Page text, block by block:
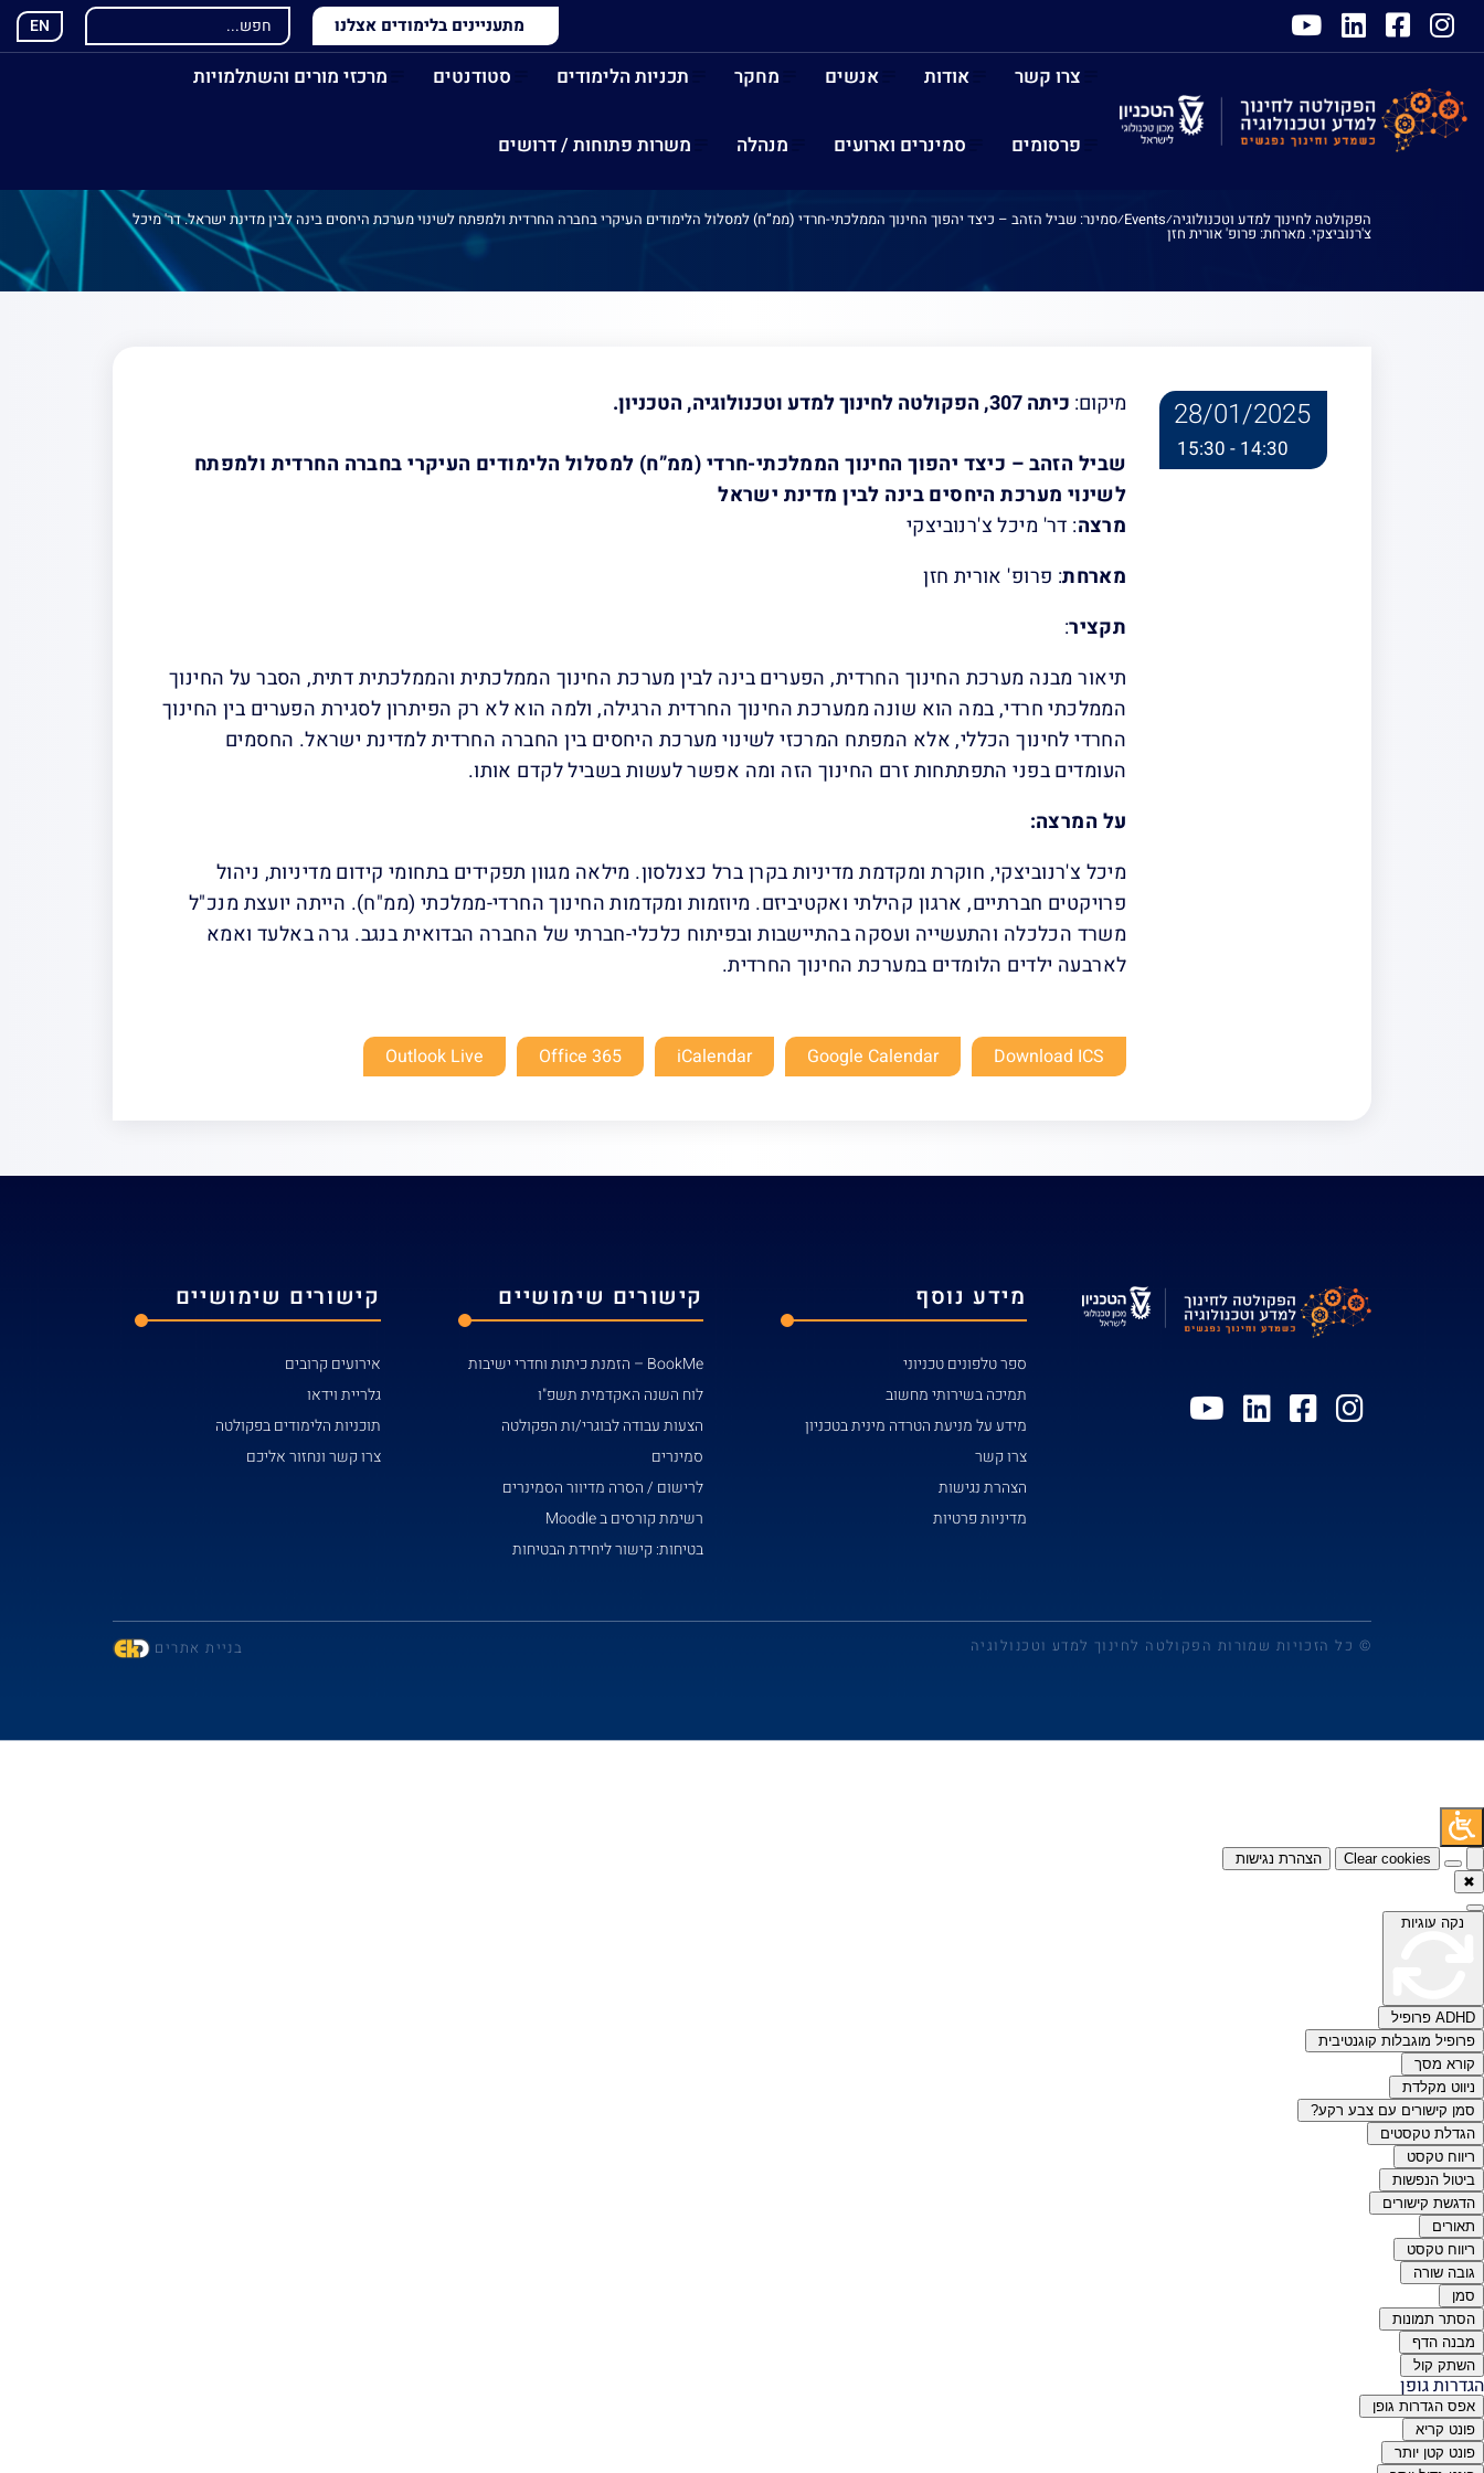
מתעניינים בלימודים אצלנו EN
צרו קשר אודות אנשים מחקר תכניות הלימודים סטודנטים מרכזי מורים והשתלמויות
פרסומים סמינרים וארועים מנהלה משרות פתוחות / דרושים
הפקולטה לחינוך למדע וטכנולוגיה⁄
Events
⁄סמינר: שביל הזהב – כיצד יהפוך החינוך הממלכתי-חרדי (ממ”ח) למסלול הלימודים העיקרי בחברה החרדית ולמפתח לשינוי מערכת היחסים בינה לבין מדינת ישראל. דר' מיכל
צ'רנוביצקי. מארחת: פרופ' אורית חזן
היחסים בינה לבין מדינת ישראל. דר' מיכל צ'רנוביצקי. מארחת: פרופ'
אורית חזן
28/01/2025
14:30 - 15:30
מיקום: כיתה 307, הפקולטה לחינוך למדע וטכנולוגיה, הטכניון.
שביל הזהב – כיצד יהפוך החינוך הממלכתי-חרדי (ממ”ח) למסלול הלימודים העיקרי בחברה החרדית ולמפתח
לשינוי מערכת היחסים בינה לבין מדינת ישראל
מרצה: דר' מיכל צ'רנוביצקי
מארחת: פרופ' אורית חזן
תקציר:
תיאור מבנה מערכת החינוך החרדית, הפערים בינה לבין מערכת החינוך הממלכתית והממלכתית דתית, הסבר על החינוך
הממלכתי חרדי, במה הוא שונה ממערכת החינוך החרדית הרגילה, ולמה הוא לא רק הפיתרון לסגירת הפערים בין החינוך
החרדי לחינוך הכללי, אלא המפתח המרכזי לשינוי מערכת היחסים בין החברה החרדית למדינת ישראל. החסמים
העומדים בפני התפתתחות זרם החינוך הזה ומה אפשר לעשות בשביל לקדם אותו.
על המרצה:
מיכל צ'רנוביצקי, חוקרת ומקדמת מדיניות בקרן ברל כצנלסון. מילאה מגוון תפקידים בתחומי קידום מדיניות, ניהול
פרויקטים חברתיים, ארגון קהילתי ואקטיביזם. מיוזמות ומקדמות החינוך החרדי-ממלכתי (ממ"ח). הייתה יועצת מנכ"ל
משרד הכלכלה והתעשייה ועסקה בהתיישבות ובפיתוח כלכלי-חברתי של החברה הבדואית בנגב. גרה באלעד ואמא
לארבעה ילדים הלומדים במערכת החינוך החרדית.
Download ICS
Google Calendar
iCalendar
Office 365
Outlook Live
מידע נוסף
ספר טלפונים טכניוני
תמיכה בשירותי מחשוב
מידע על מניעת הטרדה מינית בטכניון
צרו קשר
הצהרת נגישות
מדיניות פרטיות
קישורים שימושיים
BookMe – הזמנת כיתות וחדרי ישיבות
לוח השנה האקדמית תשפ"ו
הצעות עבודה לבוגרי/ות הפקולטה
סמינרים
לרישום / הסרה מדיוור הסמינרים
רשימת קורסים ב Moodle
בטיחות: קישור ליחידת הבטיחות
קישורים שימושיים
אירועים קרובים
גלריית וידאו
תוכניות הלימודים בפקולטה
צרו קשר ונחזור אליכם
© כל הזכויות שמורות הפקולטה לחינוך למדע וטכנולוגיה בניית אתרים
Clear cookies
הצהרת נגישות
✖
נקה עוגיות
ADHD פרופיל
פרופיל מוגבלות קוגנטיבית
קורא מסך
ניווט מקלדת
סמן קישורים עם צבע רקע?
הגדלת טקסטים
ריווח טקסט
ביטול הנפשות
הדגשת קישורים
תאורים
ריווח טקסט
גובה שורה
סמן
הסתר תמונות
מבנה הדף
השתק קול
הגדרות גופן
אפס הגדרות גופן
פונט קריא
פונט קטן יותר